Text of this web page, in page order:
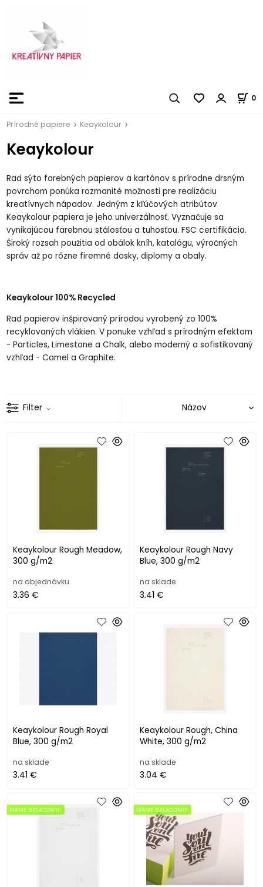
0
Prírodné papiere Keaykolour
Keaykolour
Rad sýto farebných papierov a kartónov s prírodne drsným
povrchom ponúka rozmanité možnosti pre realizáciu
kreatívnych nápadov. Jedným z kľúčových atribútov
Keaykolour papiera je jeho univerzálnosť. Vyznačuje sa
vynikajúcou farebnou stálosťou a tuhosťou. FSC certifikácia.
Široký rozsah použitia od obálok kníh, katalógu, výročných
správ až po rôzne firemné dosky, diplomy a obaly.
Keaykolour 100% Recycled
Rad papierov inšpirovaný prírodou vyrobený zo 100%
recyklovaných vlákien. V ponuke vzhľad s prírodným efektom
- Particles, Limestone a Chalk, alebo moderný a sofistikovaný
vzhľad - Camel a Graphite.
Filter
Keaykolour Rough Meadow,
300 g/m2
na objednávku
3.36 €
Keaykolour Rough Navy
Blue, 300 g/m2
na sklade
3.41 €
Keaykolour Rough Royal
Blue, 300 g/m2
na sklade
3.41 €
Keaykolour Rough, China
White, 300 g/m2
na sklade
3.04 €
MÁME SKLADOM!!! MÁME SKLADOM!!!